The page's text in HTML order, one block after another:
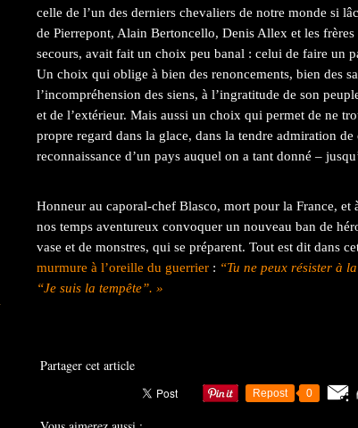
celle de l’un des derniers chevaliers de notre monde si
de Pierrepont, Alain Bertoncello, Denis Allex et les
secours, avait fait un choix peu banal : celui de faire un
Un choix qui oblige à bien des renoncements, bien des
l’incompréhension des siens, à l’ingratitude de son
et de l’extérieur. Mais aussi un choix qui permet de ne
propre regard dans la glace, dans la tendre admiration
reconnaissance d’un pays auquel on a tant donné –
Honneur au caporal-chef Blasco, mort pour la France, et
nos temps aventureux convoquer un nouveau ban de
vase et de monstres, qui se préparent. Tout est dit dans
murmure à l’oreille du guerrier : “Tu ne peux résister à
“Je suis la tempête”. »
Partager cet article
Repost 0